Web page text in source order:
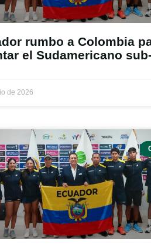
rumbo a Colombia
el Sudamericano
de 2026